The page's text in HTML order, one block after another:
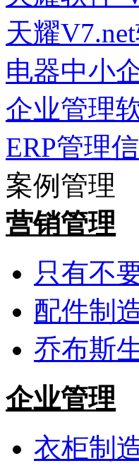
天耀
电器中小
企业管理
ERP管理
案例管理
营销管理
只有不
配件制
乔布斯
企业管理
衣柜制